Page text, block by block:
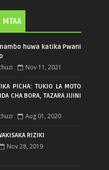
MTAA
huwa katika Pwani
Nov 11, 2021
PICHA: TUKIO LA MOTO
CHA BORA, TAZARA JIJINI
Aug 01, 2020
RIZIKI
Nov 28, 2019